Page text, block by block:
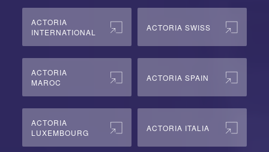
ACTORIA
INTERNATIONAL
ACTORIA SWISS
ACTORIA
MAROC
ACTORIA SPAIN
ACTORIA
LUXEMBOURG
ACTORIA ITALIA